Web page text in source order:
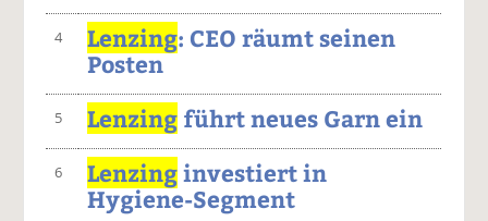
4 Lenzing: CEO räumt seinen
Posten
5 Lenzing führt neues Garn ein
6 Lenzinginvestiert in
Hygiene-Segment